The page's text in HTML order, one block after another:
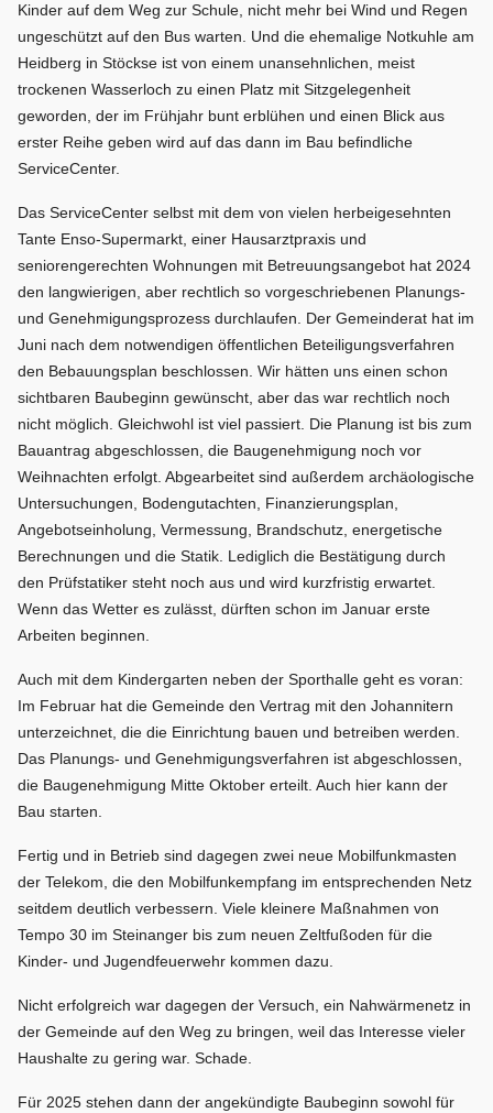
Kinder auf dem Weg zur Schule, nicht mehr bei Wind und Regen
ungeschützt auf den Bus warten. Und die ehemalige Notkuhle am
Heidberg in Stöckse ist von einem unansehnlichen, meist
trockenen Wasserloch zu einen Platz mit Sitzgelegenheit
geworden, der im Frühjahr bunt erblühen und einen Blick aus
erster Reihe geben wird auf das dann im Bau befindliche
ServiceCenter.
Das ServiceCenter selbst mit dem von vielen herbeigesehnten
Tante Enso-Supermarkt, einer Hausarztpraxis und
seniorengerechten Wohnungen mit Betreuungsangebot hat 2024
den langwierigen, aber rechtlich so vorgeschriebenen Planungs-
und Genehmigungsprozess durchlaufen. Der Gemeinderat hat im
Juni nach dem notwendigen öffentlichen Beteiligungsverfahren
den Bebauungsplan beschlossen. Wir hätten uns einen schon
sichtbaren Baubeginn gewünscht, aber das war rechtlich noch
nicht möglich. Gleichwohl ist viel passiert. Die Planung ist bis zum
Bauantrag abgeschlossen, die Baugenehmigung noch vor
Weihnachten erfolgt. Abgearbeitet sind außerdem archäologische
Untersuchungen, Bodengutachten, Finanzierungsplan,
Angebotseinholung, Vermessung, Brandschutz, energetische
Berechnungen und die Statik. Lediglich die Bestätigung durch
den Prüfstatiker steht noch aus und wird kurzfristig erwartet.
Wenn das Wetter es zulässt, dürften schon im Januar erste
Arbeiten beginnen.
Auch mit dem Kindergarten neben der Sporthalle geht es voran:
Im Februar hat die Gemeinde den Vertrag mit den Johannitern
unterzeichnet, die die Einrichtung bauen und betreiben werden.
Das Planungs- und Genehmigungsverfahren ist abgeschlossen,
die Baugenehmigung Mitte Oktober erteilt. Auch hier kann der
Bau starten.
Fertig und in Betrieb sind dagegen zwei neue Mobilfunkmasten
der Telekom, die den Mobilfunkempfang im entsprechenden Netz
seitdem deutlich verbessern. Viele kleinere Maßnahmen von
Tempo 30 im Steinanger bis zum neuen Zeltfußoden für die
Kinder- und Jugendfeuerwehr kommen dazu.
Nicht erfolgreich war dagegen der Versuch, ein Nahwärmenetz in
der Gemeinde auf den Weg zu bringen, weil das Interesse vieler
Haushalte zu gering war. Schade.
Für 2025 stehen dann der angekündigte Baubeginn sowohl für